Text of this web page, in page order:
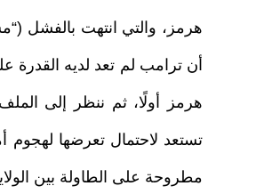
هرمز، والتي انتهت بالفشل
أن ترامب لم تعد لديه القدرة
هرمز أولًا، ثم ننظر إلى
تستعد لاحتمال تعرضها لهجوم
مطروحة على الطاولة بين